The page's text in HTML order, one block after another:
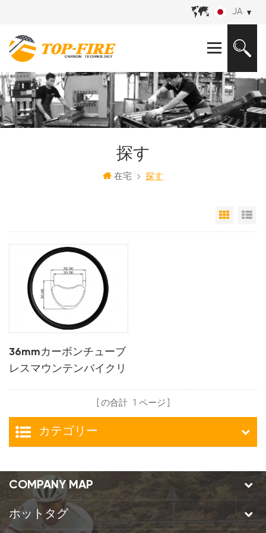
JA
探す
在宅 探す
グリッ
36mmカーボンチューブ
レスマウンテンバイクリ
の合計 1 ページ
カテゴリー
COMPANY MAP
ホットタグ